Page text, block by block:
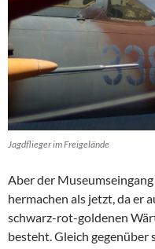
Jagdflieger im Freigelände
Aber der
hermachen als jetzt, da er
schwarz-rot-goldenen
besteht. Gleich